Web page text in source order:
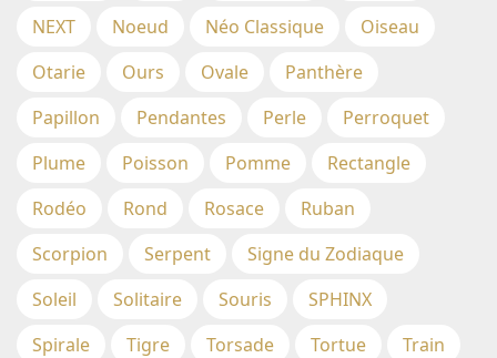
NEXT
Noeud Néo Classique
Oiseau
Otarie
Ours Ovale
Panthère
Papillon
Pendantes Perle
Perroquet
Plume
Poisson Pomme
Rectangle
Rodéo
Rond Rosace
Ruban
Scorpion
Serpent
Signe du Zodiaque
Soleil
Solitaire Souris
SPHINX
Spirale
Tigre Torsade Tortue
Train